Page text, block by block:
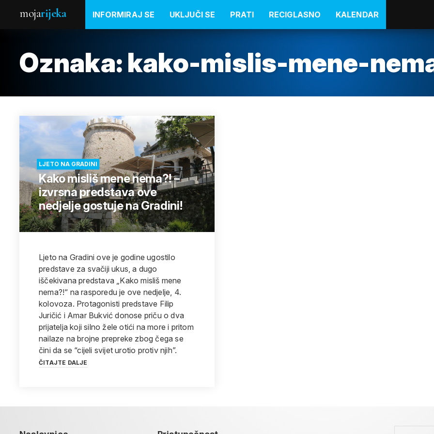
mojarijeka INFORMIRAJ SE UKLJUČI SE PRATI RECIGLASNO KALENDAR
Oznaka: kako-mislis-mene-
LJETO NA GRADINI
Kako misliš mene nema?! –
izvrsna predstava ove
nedjelje gostuje na Gradini!
Ljeto na Gradini ove je godine ugostilo
predstave za svačiji ukus, a dugo
iščekivana predstava „Kako misliš mene
nema?!“ na rasporedu je ove nedjelje, 4.
kolovoza. Protagonisti predstave Filip
Juričić i Amar Bukvić donose priču o dva
prijatelja koji silno žele otići na more i pritom
nailaze na brojne prepreke zbog čega se
čini da se “cijeli svijet urotio protiv njih”.
ČITAJTE DALJE